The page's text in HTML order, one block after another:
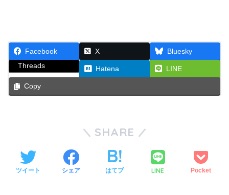
Facebook X
Bluesky
Threads
Hatena LINE
Copy
SHARE
ツイート シェア はてブ LINE Pocket